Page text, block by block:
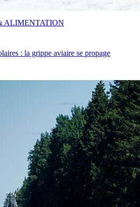
: la grippe aviaire se propage
ALIMENTATION